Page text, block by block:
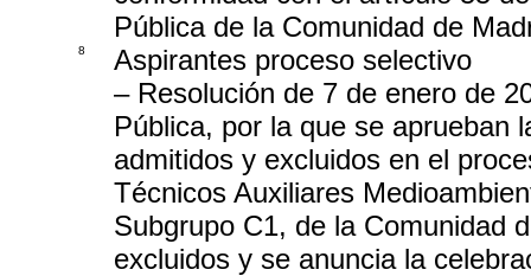
Pública de la Comunidad de
8
Aspirantes proceso selectivo
– Resolución de 7 de enero de
Pública, por la que se aprueban
admitidos y excluidos en el
Técnicos Auxiliares
Subgrupo C1, de la Comunidad
excluidos y se anuncia la